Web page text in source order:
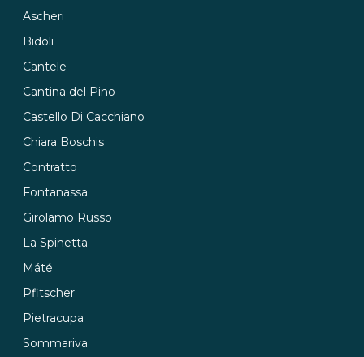
Ascheri
Bidoli
Cantele
Cantina del Pino
Castello Di Cacchiano
Chiara Boschis
Contratto
Fontanassa
Girolamo Russo
La Spinetta
Máté
Pfitscher
Pietracupa
Sommariva